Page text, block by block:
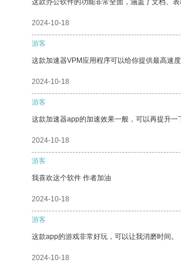
这款办公软件的功能非常全面，涵盖了文档、
2024-10-18
游客
这款加速器VPM应用程序可以给你提供最高速
2024-10-18
游客
这款加速器app的加速效果一般，可以再提升一
2024-10-18
游客
我喜欢这个软件 作者加油
2024-10-18
游客
这款app的游戏非常好玩，可以让我消磨时间。
2024-10-18